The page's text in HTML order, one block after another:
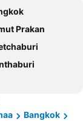
Prakan
Bangkok